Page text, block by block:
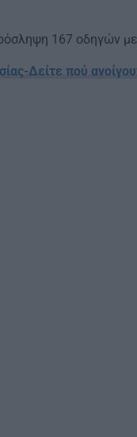
167 οδηγών με
Δείτε πού